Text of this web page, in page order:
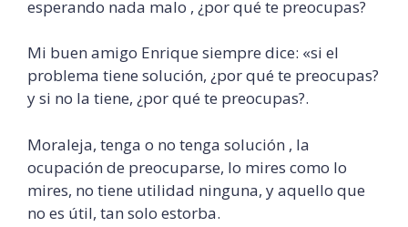
esperando nada malo , ¿por qué te preocupas?
Mi buen amigo Enrique siempre dice: «si el
problema tiene solución, ¿por qué te preocupas?
y si no la tiene, ¿por qué te preocupas?.
Moraleja, tenga o no tenga solución , la
ocupación de preocuparse, lo mires como lo
mires, no tiene utilidad ninguna, y aquello que
no es útil, tan solo estorba.